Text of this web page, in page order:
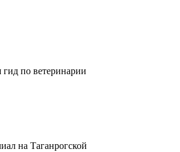
гид по ветеринарии
на Таганрогской